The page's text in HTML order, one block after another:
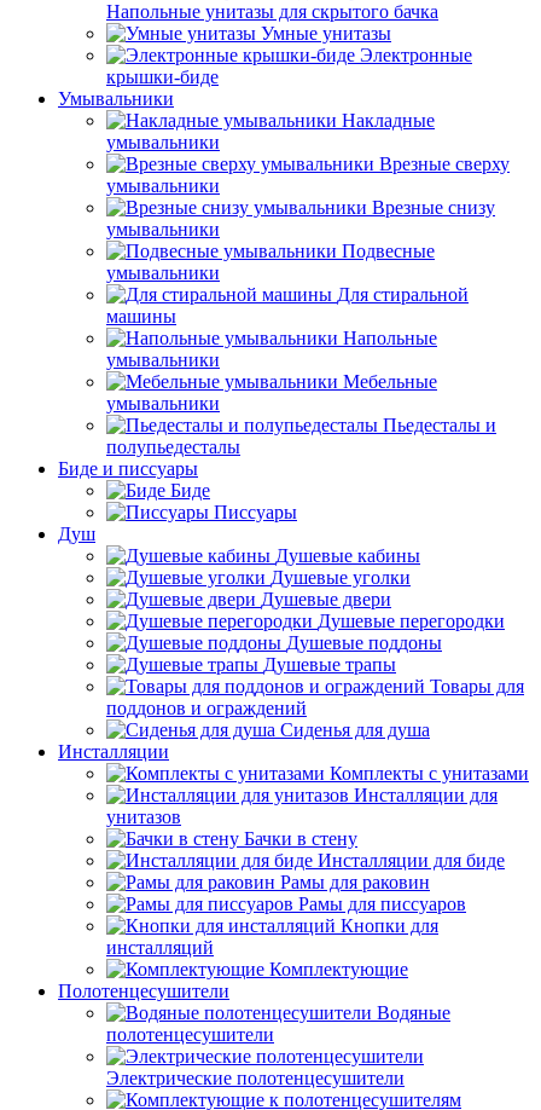
Напольные унитазы для скрытого бачка
Умные унитазы
Электронные
крышки-биде
Умывальники
Накладные
умывальники
Врезные сверху
умывальники
Врезные снизу
умывальники
Подвесные
умывальники
Для стиральной
машины
Напольные
умывальники
Мебельные
умывальники
Пьедесталы и
полупьедесталы
Биде и писсуары
Биде
Писсуары
Душ
Душевые кабины
Душевые уголки
Душевые двери
Душевые перегородки
Душевые поддоны
Душевые трапы
Товары для
поддонов и ограждений
Сиденья для душа
Инсталляции
Комплекты с унитазами
Инсталляции для
унитазов
Бачки в стену
Инсталляции для биде
Рамы для раковин
Рамы для писсуаров
Кнопки для
инсталляций
Комплектующие
Полотенцесушители
Водяные
полотенцесушители
Электрические полотенцесушители